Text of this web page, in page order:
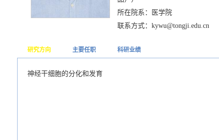
所在院系：医学院
联系方式：kywu@tongji.edu.cn
研究方向 主要任职 科研业绩
神经干细胞的分化和发育